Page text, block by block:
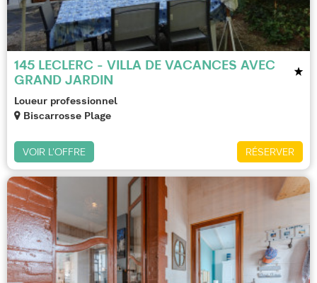
145 LECLERC - VILLA DE VACANCES AVEC
GRAND JARDIN
Loueur professionnel
Biscarrosse Plage
RÉSERVER
VOIR L'OFFRE